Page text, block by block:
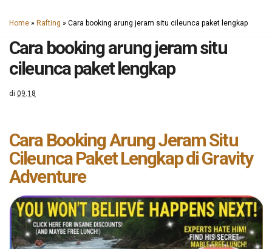
Home » Rafting » Cara booking arung jeram situ cileunca paket lengkap
Cara booking arung jeram situ
cileunca paket lengkap
di 09.18
Cara Booking Arung Jeram Situ
Cileunca Paket Lengkap di Gravity
Adventure